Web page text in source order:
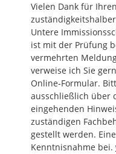
Vielen Dank für
Untere
ist mit der Prüfung
vermehrten
verweise ich Sie
Online-Formular.
ausschließlich über
eingehenden
zuständigen
gestellt werden.
Kenntnisnahme bei.